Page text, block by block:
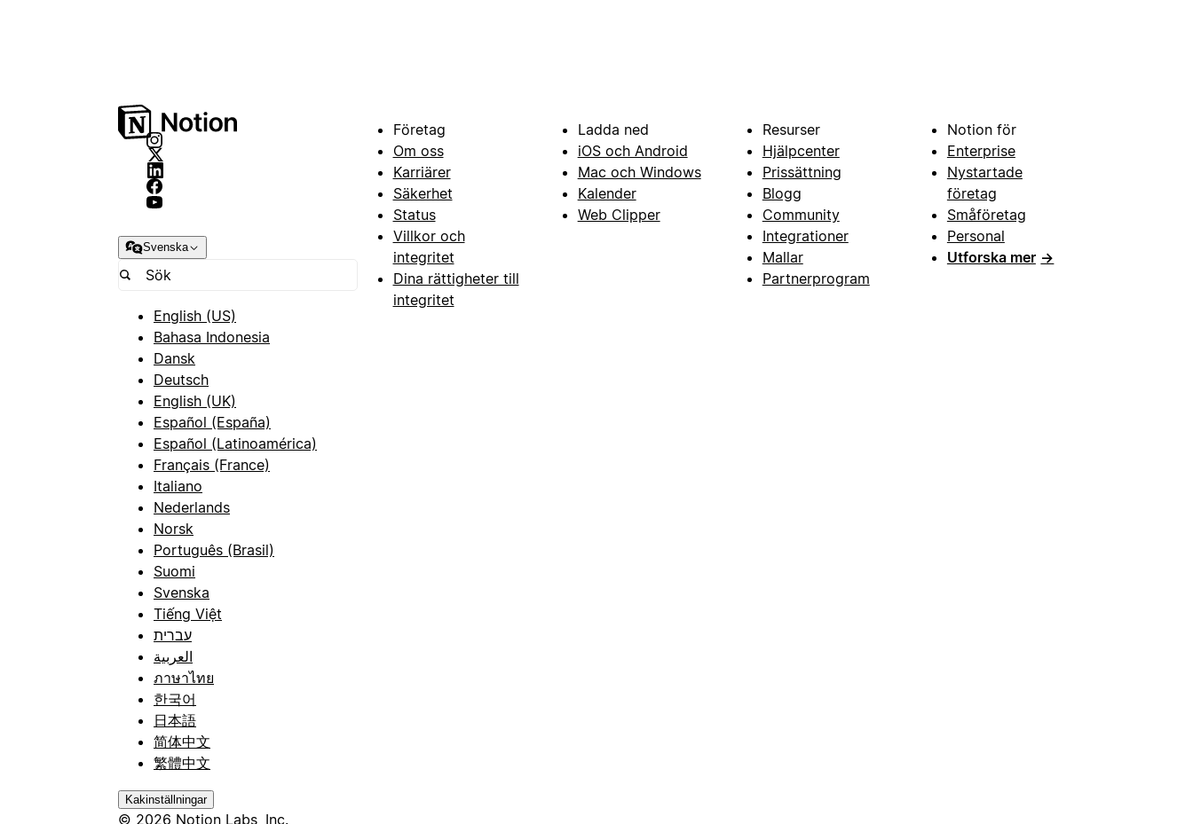
Svenska
English (US)
Bahasa Indonesia
Dansk
Deutsch
English (UK)
Español (España)
Español (Latinoamérica)
Français (France)
Italiano
Nederlands
Norsk
Português (Brasil)
Suomi
Svenska
Tiếng Việt
עברית
العربية
ภาษาไทย
한국어
日本語
简体中文
繁體中文
Kakinställningar
© 2026 Notion Labs, Inc.
Företag
Om oss
Karriärer
Säkerhet
Status
Villkor och
integritet
Dina rättigheter till
integritet
Ladda ned
iOS och Android
Mac och Windows
Kalender
Web Clipper
Resurser
Hjälpcenter
Prissättning
Blogg
Community
Integrationer
Mallar
Partnerprogram
Notion för
Enterprise
Nystartade
företag
Småföretag
Personal
Utforska mer →